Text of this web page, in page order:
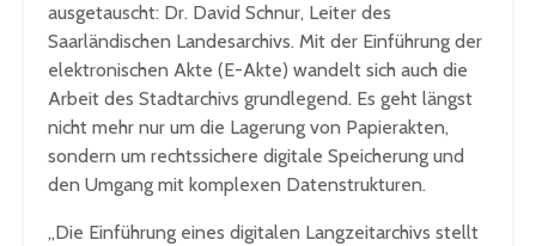
ausgetauscht: Dr. David Schnur, Leiter des
Saarländischen Landesarchivs. Mit der Einführung der
elektronischen Akte (E-Akte) wandelt sich auch die
Arbeit des Stadtarchivs grundlegend. Es geht längst
nicht mehr nur um die Lagerung von Papierakten,
sondern um rechtssichere digitale Speicherung und
den Umgang mit komplexen Datenstrukturen.
„Die Einführung eines digitalen Langzeitarchivs stellt